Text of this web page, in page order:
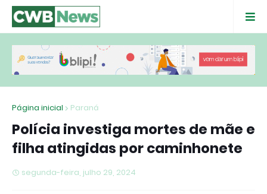
Página inicial Paraná
Polícia investiga mortes de mãe e
filha atingidas por caminhonete
segunda-feira, julho 29, 2024